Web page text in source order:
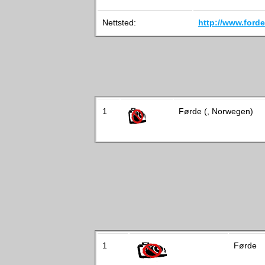
Nettsted: http://
1 Førde (, Norwegen)
1 Førde